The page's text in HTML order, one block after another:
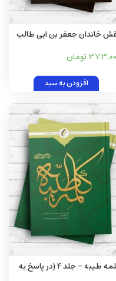
خاندان جعفر بن ابی طالب
در انتقال میراث اهل بیت علهیم
السلام (در سه قرن نخست
هجری)
تومان
افزودن به سبد
کلمه طیبه - جلد 4 (در پاسخ به